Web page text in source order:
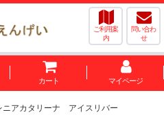
ご利用案
内
問い合わ
せ
カート マイページ
ニアカタリーナ アイスリバー